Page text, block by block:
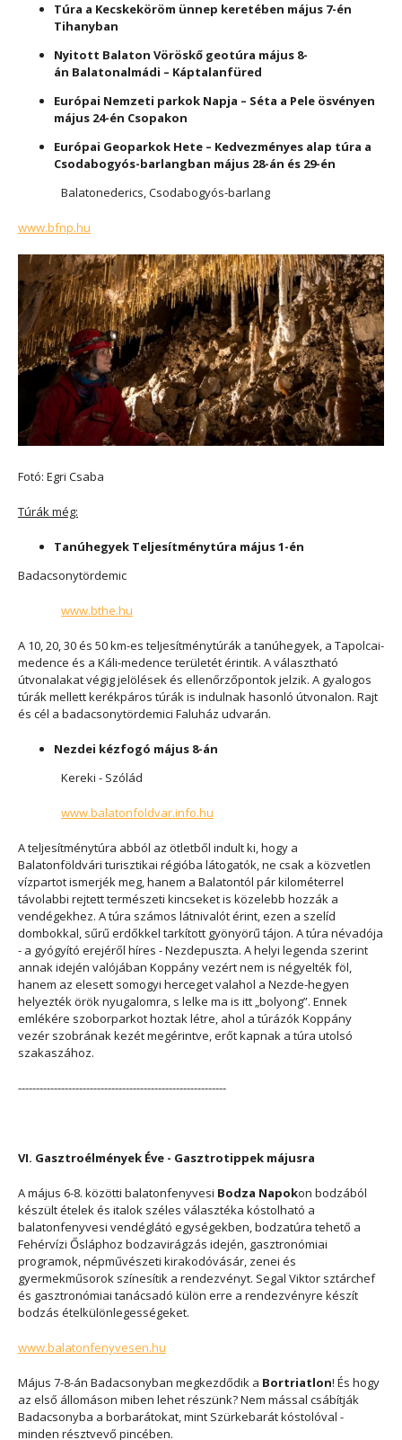
Túra a Kecskeköröm ünnep keretében május 7-én
Tihanyban
Nyitott Balaton Vöröskő geotúra május 8-
án Balatonalmádi – Káptalanfüred
Európai Nemzeti parkok Napja – Séta a Pele ösvényen
május 24-én Csopakon
Európai Geoparkok Hete – Kedvezményes alap túra a
Csodabogyós-barlangban május 28-án és 29-én
Balatonederics, Csodabogyós-barlang
www.bfnp.hu
Fotó: Egri Csaba
Túrák még:
Tanúhegyek Teljesítménytúra május 1-én
Badacsonytördemic
www.bthe.hu
A 10, 20, 30 és 50 km-es teljesítménytúrák a tanúhegyek, a Tapolcai-
medence és a Káli-medence területét érintik. A választható
útvonalakat végig jelölések és ellenőrzőpontok jelzik. A gyalogos
túrák mellett kerékpáros túrák is indulnak hasonló útvonalon. Rajt
és cél a badacsonytördemici Faluház udvarán.
Nezdei kézfogó május 8-án
Kereki - Szólád
www.balatonfoldvar.info.hu
A teljesítménytúra abból az ötletből indult ki, hogy a
Balatonföldvári turisztikai régióba látogatók, ne csak a közvetlen
vízpartot ismerjék meg, hanem a Balatontól pár kilométerrel
távolabbi rejtett természeti kincseket is közelebb hozzák a
vendégekhez. A túra számos látnivalót érint, ezen a szelíd
dombokkal, sűrű erdőkkel tarkított gyönyörű tájon. A túra névadója
- a gyógyító erejéről híres - Nezdepuszta. A helyi legenda szerint
annak idején valójában Koppány vezért nem is négyelték föl,
hanem az elesett somogyi herceget valahol a Nezde-hegyen
helyezték örök nyugalomra, s lelke ma is itt „bolyong”. Ennek
emlékére szoborparkot hoztak létre, ahol a túrázók Koppány
vezér szobrának kezét megérintve, erőt kapnak a túra utolsó
szakaszához.
----------------------------------------------------------
VI. Gasztroélmények Éve - Gasztrotippek májusra
A május 6-8. közötti balatonfenyvesi Bodza Napokon bodzából
készült ételek és italok széles választéka kóstolható a
balatonfenyvesi vendéglátó egységekben, bodzatúra tehető a
Fehérvízi Ősláphoz bodzavirágzás idején, gasztronómiai
programok, népművészeti kirakodóvásár, zenei és
gyermekműsorok színesítik a rendezvényt. Segal Viktor sztárchef
és gasztronómiai tanácsadó külön erre a rendezvényre készít
bodzás ételkülönlegességeket.
www.balatonfenyvesen.hu
Május 7-8-án Badacsonyban megkezdődik a Bortriatlon! És hogy
az első állomáson miben lehet részünk? Nem mással csábítják
Badacsonyba a borbarátokat, mint Szürkebarát kóstolóval -
minden résztvevő pincében.